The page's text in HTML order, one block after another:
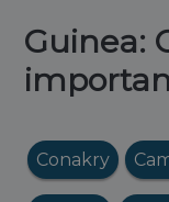
Guinea:
Conakry